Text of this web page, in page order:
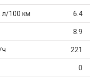
л/100 км 6.4
8.9
ч 221
0